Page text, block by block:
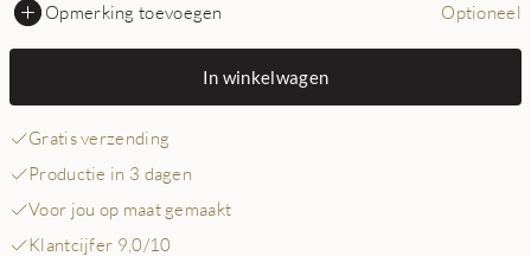
Opmerking toevoegen Optioneel
In winkelwagen
Gratis verzending
Productie in 3 dagen
Voor jou op maat gemaakt
Klantcijfer 9,0/10